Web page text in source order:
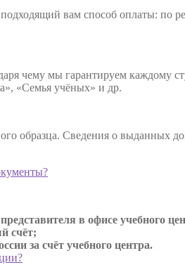
вам способ оплаты: по
чему мы гарантируем
«Семья учёных» и др.
образца. Сведения о выданных
в офисе учебного
счёт;
за счёт учебного центра.